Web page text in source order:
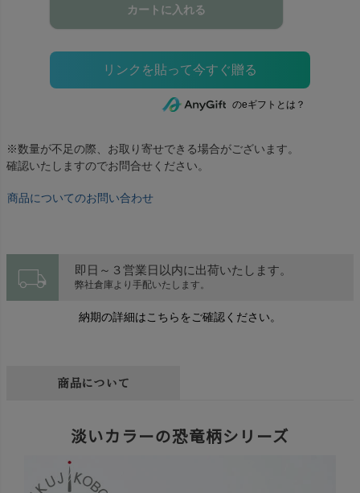
カートに入れる
のeギフトとは？
※数量が不足の際、お取り寄せできる場合がございます。
確認いたしますのでお問合せください。
商品についてのお問い合わせ
local_shipping 即日～３営業日以内に出荷いたします。
弊社倉庫より手配いたします。
納期の詳細はこちらをご確認ください。
商品について
淡いカラーの恐竜柄シリーズ